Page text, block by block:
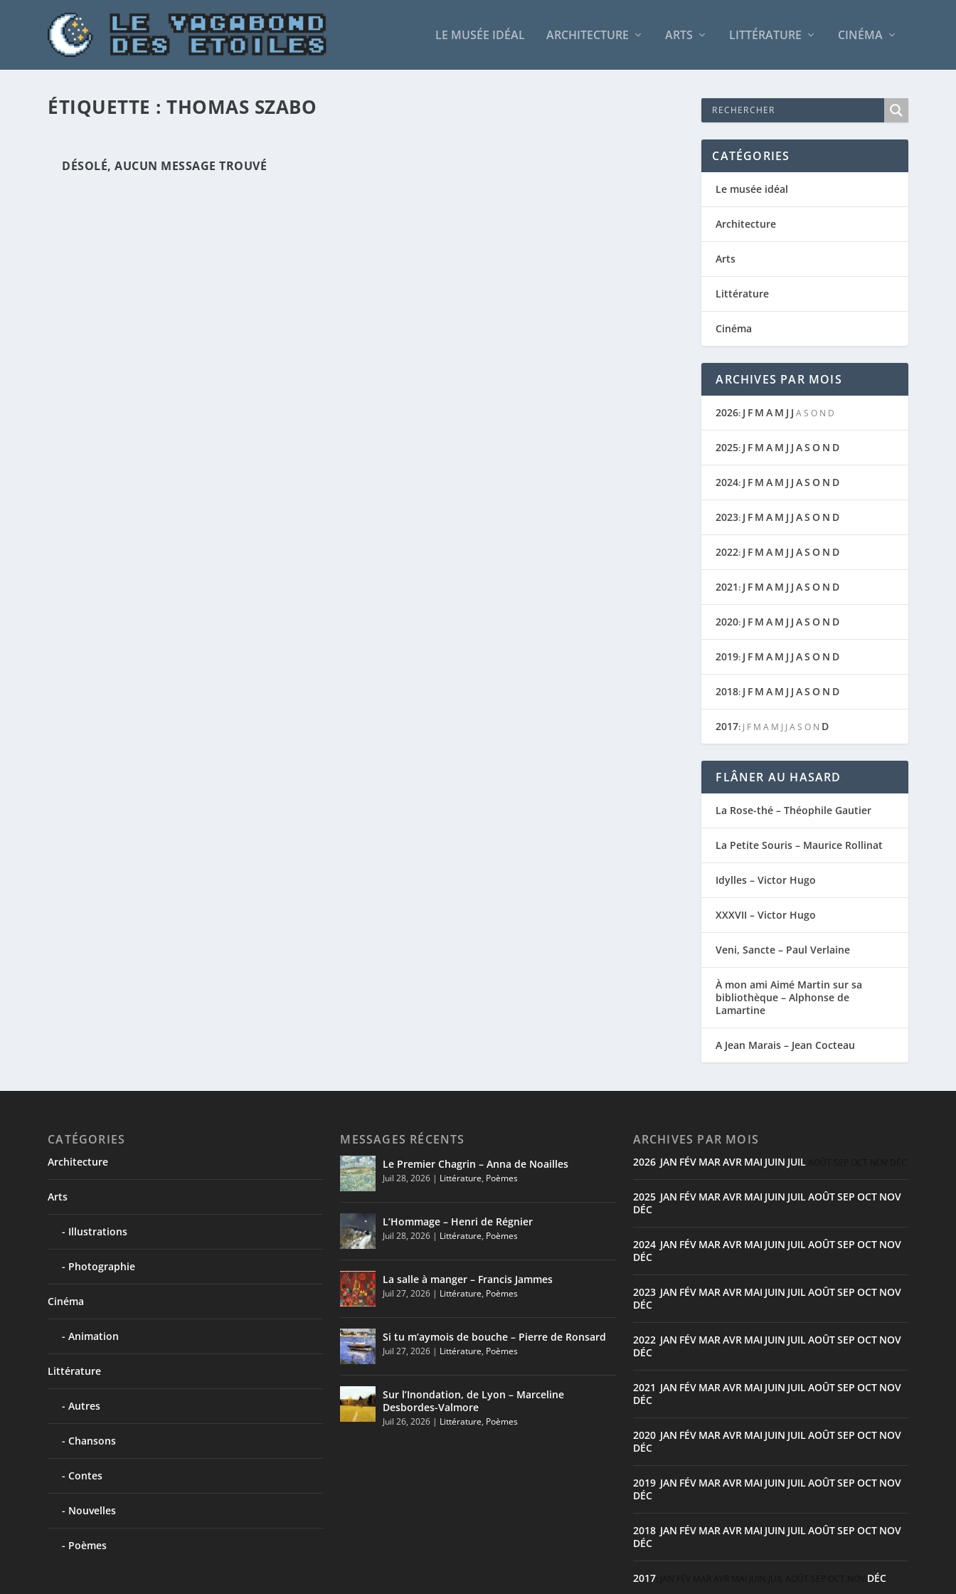
LE MUSÉE IDÉAL ARCHITECTURE ARTS LITTÉRATURE CINÉMA
ÉTIQUETTE :THOMAS SZABO
DÉSOLÉ, AUCUN MESSAGE TROUVÉ
CATÉGORIES
Le musée idéal
Architecture
Arts
Littérature
Cinéma
ARCHIVES PAR MOIS
2026: J F M A M J J AS O N D
2025: J F M A M J J AS O N D
2024: J F M A M J J AS O N D
2023: J F M A M J J AS O N D
2022: J F M A M J J AS O N D
2021: J F M A M J J AS O N D
2020: J F M A M J J AS O N D
2019: J F M A M J J AS O N D
2018: J F M A M J J AS O N D
2017: J F M A M J J AS O N D
FLÂNER AU HASARD
La Rose-thé – Théophile Gautier
La Petite Souris – Maurice Rollinat
Idylles – Victor Hugo
XXXVII – Victor Hugo
Veni, Sancte – Paul Verlaine
À mon ami Aimé Martin sur sa
bibliothèque – Alphonse de
Lamartine
A Jean Marais – Jean Cocteau
CATÉGORIES
Architecture
Arts
Illustrations
Photographie
Cinéma
Animation
Littérature
Autres
Chansons
Contes
Nouvelles
Poèmes
MESSAGES RÉCENTS
Le Premier Chagrin – Anna de Noailles
Juil 28, 2026 | Littérature, Poèmes
L’Hommage – Henri de Régnier
Juil 28, 2026 | Littérature, Poèmes
La salle à manger – Francis Jammes
Juil 27, 2026 | Littérature, Poèmes
Si tu m’aymois de bouche – Pierre de Ronsard
Juil 27, 2026 | Littérature, Poèmes
Sur l’Inondation, de Lyon – Marceline
Desbordes-Valmore
Juil 26, 2026 | Littérature, Poèmes
ARCHIVES PAR MOIS
2026: JAN FÉV MARAVR MAI JUIN JUIL
2025: JAN FÉV MARAVR MAI JUIN JUILAOÛTSEP OCT NOV
DÉC
2024: JAN FÉV MARAVR MAI JUIN JUILAOÛTSEP OCT NOV
DÉC
2023: JAN FÉV MARAVR MAI JUIN JUILAOÛTSEP OCT NOV
DÉC
2022: JAN FÉV MARAVR MAI JUIN JUILAOÛTSEP OCT NOV
DÉC
2021 JAN FÉV MARAVR MAI JUIN JUILAOÛTSEP OCT NOV
DÉC
2020: JAN FÉV MARAVR MAI JUIN JUILAOÛTSEP OCT NOV
DÉC
2019: JAN FÉV MARAVR MAI JUIN JUILAOÛTSEP OCT NOV
DÉC
2018: JAN FÉV MARAVR MAI JUIN JUILAOÛTSEP OCT NOV
DÉC
2017: DÉC